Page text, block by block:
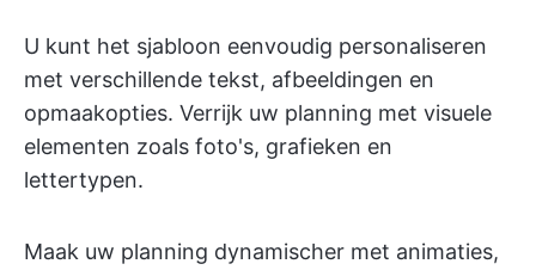
U kunt het sjabloon eenvoudig personaliseren
met verschillende tekst, afbeeldingen en
opmaakopties. Verrijk uw planning met visuele
elementen zoals foto's, grafieken en
lettertypen.
Maak uw planning dynamischer met animaties,